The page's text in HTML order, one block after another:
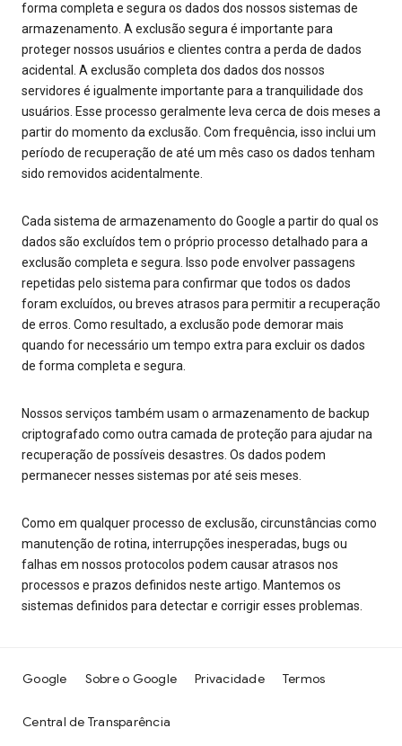
forma completa e segura os dados dos nossos sistemas de
armazenamento. A exclusão segura é importante para
proteger nossos usuários e clientes contra a perda de dados
acidental. A exclusão completa dos dados dos nossos
servidores é igualmente importante para a tranquilidade dos
usuários. Esse processo geralmente leva cerca de dois meses a
partir do momento da exclusão. Com frequência, isso inclui um
período de recuperação de até um mês caso os dados tenham
sido removidos acidentalmente.
Cada sistema de armazenamento do Google a partir do qual os
dados são excluídos tem o próprio processo detalhado para a
exclusão completa e segura. Isso pode envolver passagens
repetidas pelo sistema para confirmar que todos os dados
foram excluídos, ou breves atrasos para permitir a recuperação
de erros. Como resultado, a exclusão pode demorar mais
quando for necessário um tempo extra para excluir os dados
de forma completa e segura.
Nossos serviços também usam o armazenamento de backup
criptografado como outra camada de proteção para ajudar na
recuperação de possíveis desastres. Os dados podem
permanecer nesses sistemas por até seis meses.
Como em qualquer processo de exclusão, circunstâncias como
manutenção de rotina, interrupções inesperadas, bugs ou
falhas em nossos protocolos podem causar atrasos nos
processos e prazos definidos neste artigo. Mantemos os
sistemas definidos para detectar e corrigir esses problemas.
Google Sobre o Google Privacidade Termos
Central de Transparência